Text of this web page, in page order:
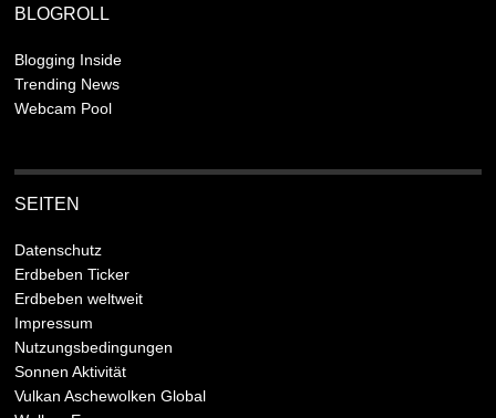
BLOGROLL
Blogging Inside
Trending News
Webcam Pool
SEITEN
Datenschutz
Erdbeben Ticker
Erdbeben weltweit
Impressum
Nutzungsbedingungen
Sonnen Aktivität
Vulkan Aschewolken Global